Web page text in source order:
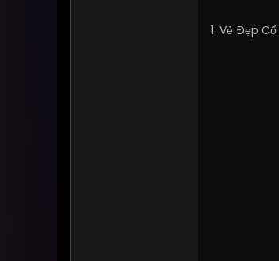
1. Vẻ Đẹp